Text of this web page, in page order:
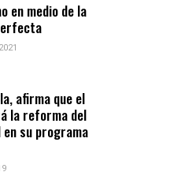
en medio de la
afirma que el
la reforma del
en su programa